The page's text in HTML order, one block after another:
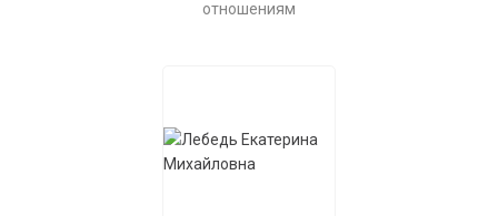
отношениям